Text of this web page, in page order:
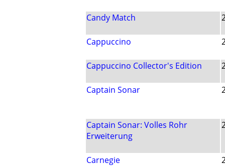
Candy Match
Cappuccino
Cappuccino Collector's Edition
Captain Sonar
Captain Sonar: Volles Rohr
Erweiterung
Carnegie